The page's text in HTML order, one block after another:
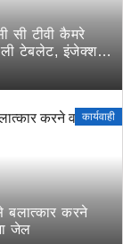
सी टीवी कैमरे
टेबलेट, इंजेक्शन
कार्यवाही
कार्यवाही
बलात्कार करने
जेल